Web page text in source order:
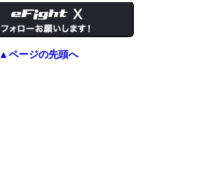
▲ページの先頭へ